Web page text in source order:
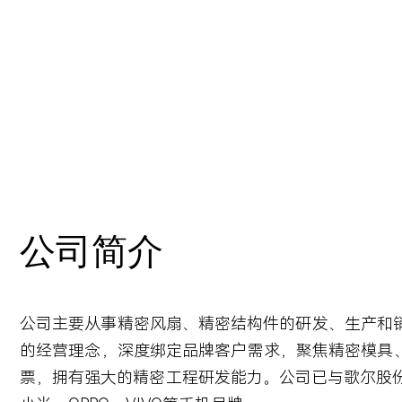
公司主要从事精密风扇、精密结构件的研发、生产
的经营理念，深度绑定品牌客户需求，聚焦精密模
票，拥有强大的精密工程研发能力。公司已与歌尔
公司简介